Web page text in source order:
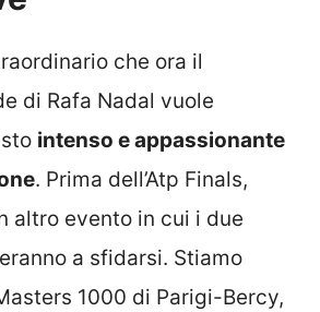
che ora il
di Rafa Nadal vuole
intenso e appassionante
. Prima dell’Atp Finals,
altro evento in cui i due
a sfidarsi. Stiamo
1000 di Parigi-Bercy,